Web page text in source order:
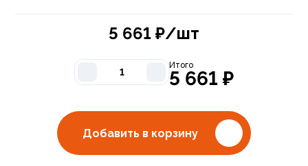
5 661 ₽/шт
Итого
5 661 ₽
Добавить в корзину